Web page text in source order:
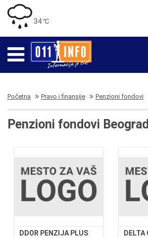
34 ℃
Početna Pravo i finansije Penzioni fondovi
Penzioni fondovi Beograd
DDOR PENZIJA PLUS DELTA